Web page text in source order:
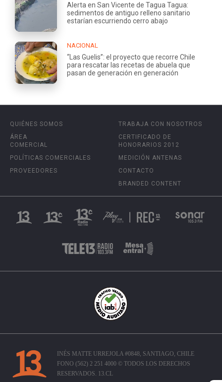
Alerta en San Vicente de Tagua Tagua:
sedimentos de antiguo relleno sanitario
estarían escurriendo cerro abajo
NACIONAL
“Las Guelis”: el proyecto que recorre Chile
para rescatar las recetas de abuela que
pasan de generación en generación
QUIÉNES SOMOS
ÁREA
COMERCIAL
POLÍTICAS COMERCIALES
PROVEEDORES
TRABAJA CON NOSOTROS
CERTIFICADO DE
HONORARIOS 2012
MEDICIÓN ANTENAS
CONTACTO
BRANDED CONTENT
INÉS MATTE URREJOLA #0848, SANTIAGO, CHILE
FONO (562) 2 251 4000 © TODOS LOS DERECHOS
RESERVADOS. 13.CL